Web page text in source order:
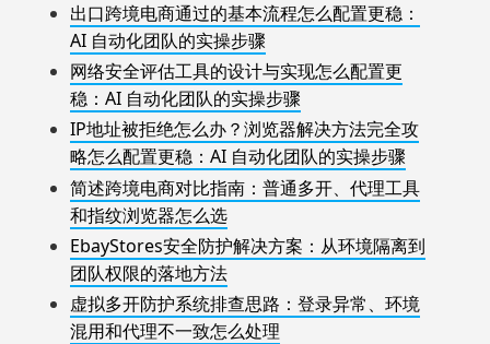
出口跨境电商通过的基本流程怎么配置更稳：
AI 自动化团队的实操步骤
网络安全评估工具的设计与实现怎么配置更
稳：AI 自动化团队的实操步骤
IP地址被拒绝怎么办？浏览器解决方法完全攻
略怎么配置更稳：AI 自动化团队的实操步骤
简述跨境电商对比指南：普通多开、代理工具
和指纹浏览器怎么选
EbayStores安全防护解决方案：从环境隔离到
团队权限的落地方法
虚拟多开防护系统排查思路：登录异常、环境
混用和代理不一致怎么处理